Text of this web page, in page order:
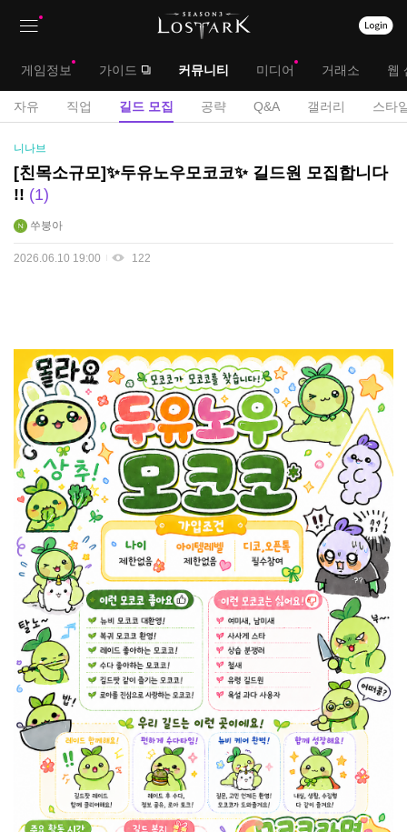
대
메
게임정보 가이드 커뮤니티 미디어 거래소 웹
서
메
자유 직업 길드 모집 공략 Q&A 갤러리 스타
길
드
모
게
판
니나브
[친목소규모]✨두유노우모코코✨ 길드원 모집합니다
!!
1
쑤붕아
2026.06.10 19:00 122